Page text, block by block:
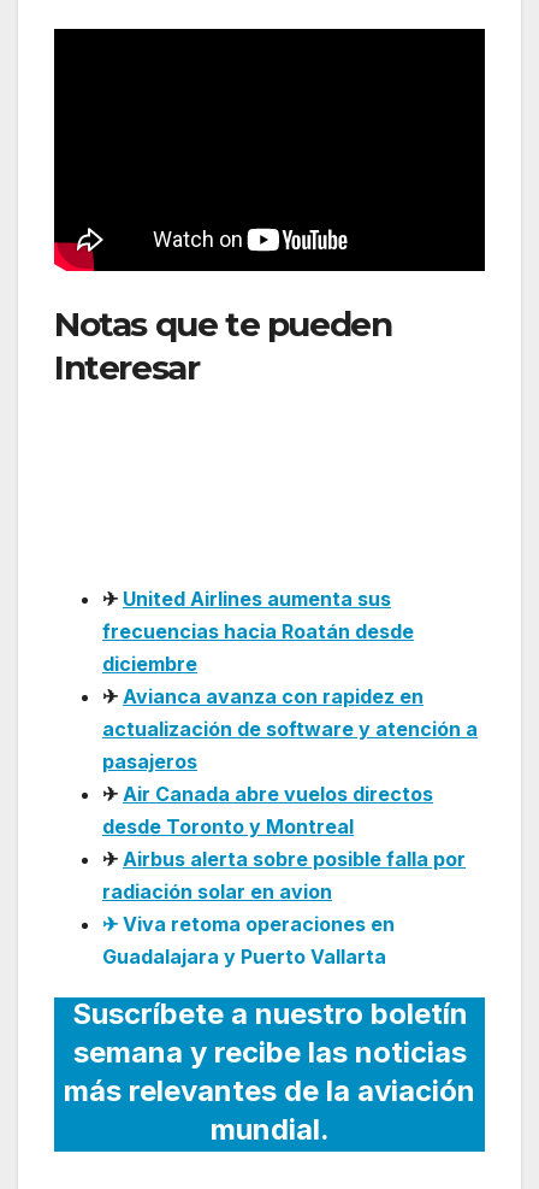
Notas que te pueden
Interesar
✈ United Airlines aumenta sus
frecuencias hacia Roatán desde
diciembre
✈ Avianca avanza con rapidez en
actualización de software y atención a
pasajeros
✈ Air Canada abre vuelos directos
desde Toronto y Montreal
✈ Airbus alerta sobre posible falla por
radiación solar en avion
✈ Viva retoma operaciones en
Guadalajara y Puerto Vallarta
Suscríbete a nuestro boletín
semana y recibe las noticias
más relevantes de la aviación
mundial.